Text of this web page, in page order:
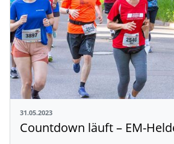
31.05.2023